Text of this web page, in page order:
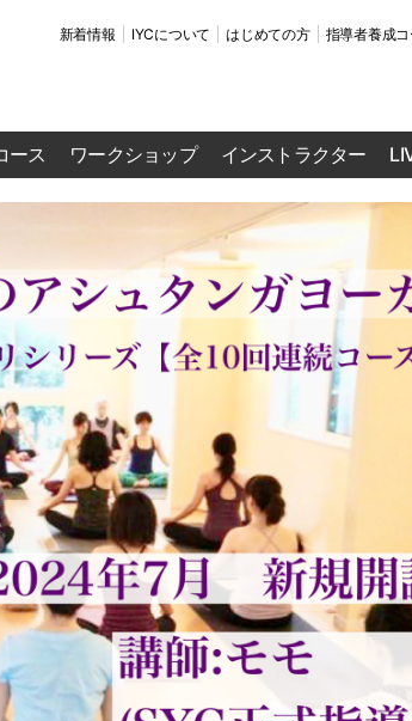
新着情報 IYCについて はじめての方 指導者養成
ース ワークショップ インストラクター